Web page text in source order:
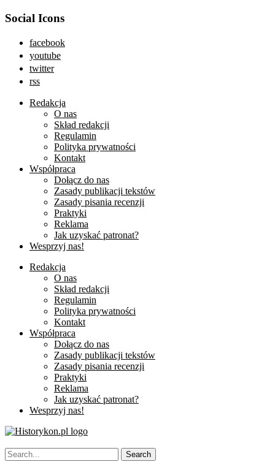
Social Icons
facebook
youtube
twitter
rss
Redakcja
O nas
Skład redakcji
Regulamin
Polityka prywatności
Kontakt
Współpraca
Dołącz do nas
Zasady publikacji tekstów
Zasady pisania recenzji
Praktyki
Reklama
Jak uzyskać patronat?
Wesprzyj nas!
Redakcja
O nas
Skład redakcji
Regulamin
Polityka prywatności
Kontakt
Współpraca
Dołącz do nas
Zasady publikacji tekstów
Zasady pisania recenzji
Praktyki
Reklama
Jak uzyskać patronat?
Wesprzyj nas!